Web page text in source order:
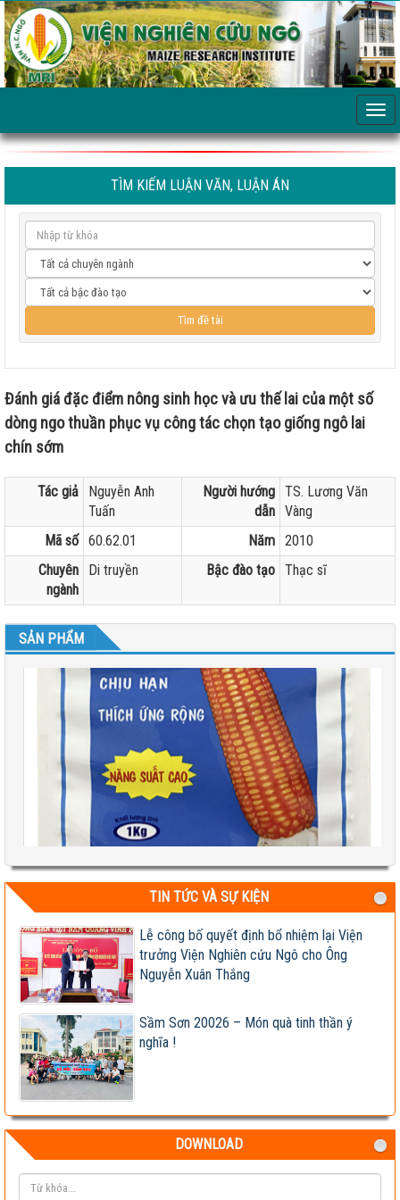
TÌM KIẾM LUẬN VĂN, LUẬN ÁN
Đánh giá đặc điểm nông sinh học và ưu thế lai của một số
dòng ngo thuần phục vụ công tác chọn tạo giống ngô lai
chín sớm
Tác giả
Nguyễn Anh
Tuấn
Người hướng
dẫn
TS. Lương Văn
Vàng
Mã số 60.62.01 Năm 2010
Chuyên
ngành
Di truyền Bậc đào tạo Thạc sĩ
SẢN PHẨM
Test 2
04-08-2026 06:17:14 PM
TIN TỨC VÀ SỰ KIỆN
Lễ công bố quyết định bổ nhiệm lại Viện
trưởng Viện Nghiên cứu Ngô cho Ông
Nguyễn Xuân Thắng
Sầm Sơn 20026 – Món quà tinh thần ý
nghĩa !
DOWNLOAD